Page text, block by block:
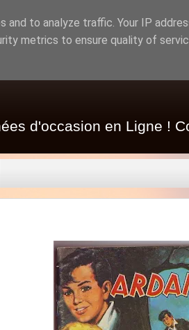
d'occasion en Ligne !
to analyze traffic. Your IP
metrics to ensure quality of